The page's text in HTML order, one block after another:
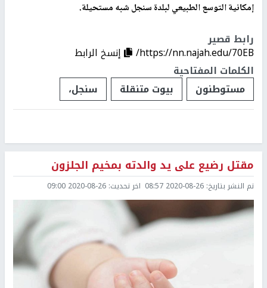
إمكانية التوسع الطبيعي لبلدة سنجل شبه مستحيلة.
رابط قصير
https://nn.najah.edu/70EB/
إنسخ الرابط
الكلمات المفتاحية
مستوطنون
بيوت متنقلة سنجل،
مقتل رضيع على يد والدته بمخيم الجلزون
تم النشر بتاريخ: 2020-08-26 08:57 اخر تحديث: 2020-08-26 09:00